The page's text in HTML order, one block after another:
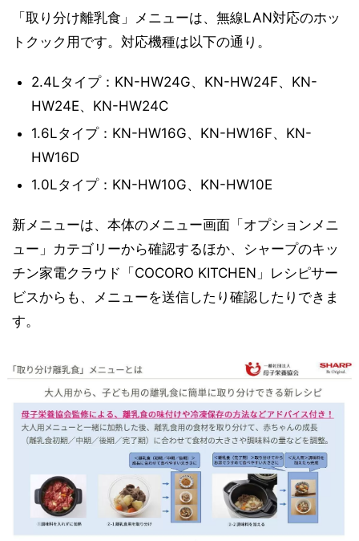
「取り分け離乳食」メニューは、無線LAN対応のホッ
トクック用です。対応機種は以下の通り。
2.4Lタイプ：KN-HW24G、KN-HW24F、KN-
HW24E、KN-HW24C
1.6Lタイプ：KN-HW16G、KN-HW16F、KN-
HW16D
1.0Lタイプ：KN-HW10G、KN-HW10E
新メニューは、本体のメニュー画面「オプションメニ
ュー」カテゴリーから確認するほか、シャープのキッ
チン家電クラウド「COCORO KITCHEN」レシピサー
ビスからも、メニューを送信したり確認したりできま
す。